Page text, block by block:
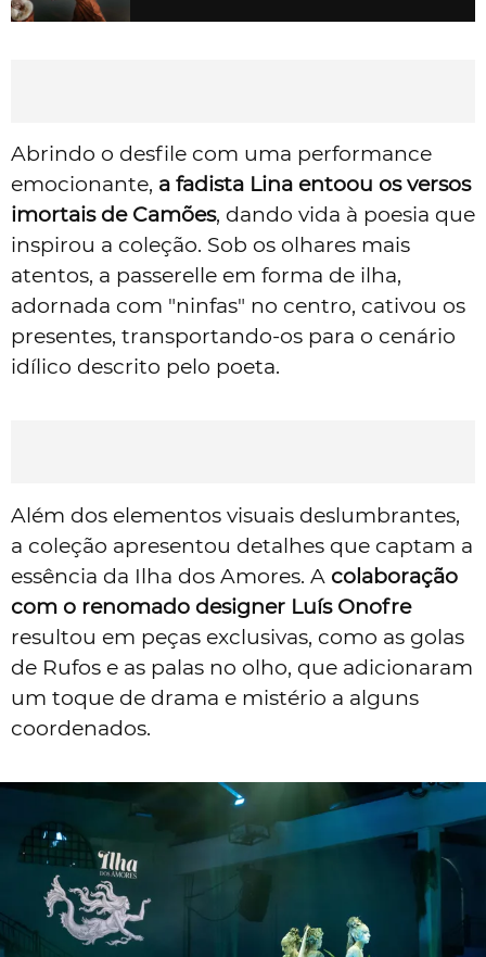
Abrindo o desfile com uma performance
emocionante, a fadista Lina entoou os versos
imortais de Camões, dando vida à poesia que
inspirou a coleção. Sob os olhares mais
atentos, a passerelle em forma de ilha,
adornada com "ninfas" no centro, cativou os
presentes, transportando-os para o cenário
idílico descrito pelo poeta.
Além dos elementos visuais deslumbrantes,
a coleção apresentou detalhes que captam a
essência da Ilha dos Amores. A colaboração
com o renomado designer Luís Onofre
resultou em peças exclusivas, como as golas
de Rufos e as palas no olho, que adicionaram
um toque de drama e mistério a alguns
coordenados.